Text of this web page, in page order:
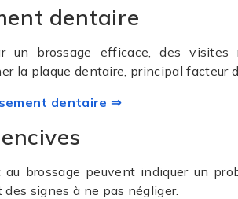
dentaire
un brossage efficace, des
la plaque dentaire, principal facteur
dentaire ⇒
brossage peuvent indiquer un
signes à ne pas négliger.